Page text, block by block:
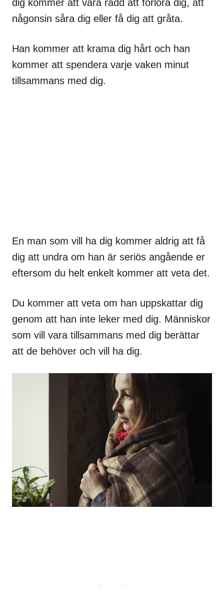
dig kommer att vara rädd att förlora dig, att
någonsin såra dig eller få dig att gråta.
Han kommer att krama dig hårt och han
kommer att spendera varje vaken minut
tillsammans med dig.
En man som vill ha dig kommer aldrig att få
dig att undra om han är seriös angående er
eftersom du helt enkelt kommer att veta det.
Du kommer att veta om han uppskattar dig
genom att han inte leker med dig. Människor
som vill vara tillsammans med dig berättar
att de behöver och vill ha dig.